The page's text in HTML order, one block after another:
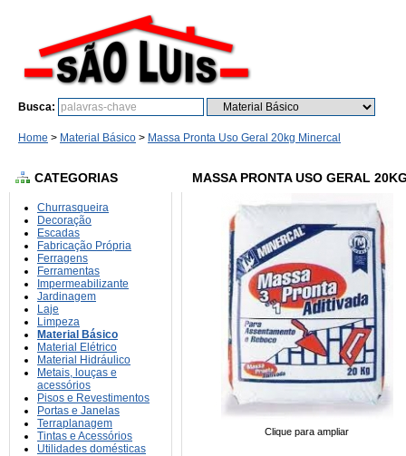
Busca:
Home > Material Básico > Massa Pronta Uso Geral 20kg Minercal
CATEGORIAS
Churrasqueira
Decoração
Escadas
Fabricação Própria
Ferragens
Ferramentas
Impermeabilizante
Jardinagem
Laje
Limpeza
Material Básico
Material Elétrico
Material Hidráulico
Metais, louças e
acessórios
Pisos e Revestimentos
Portas e Janelas
Terraplanagem
Tintas e Acessórios
Utilidades domésticas
MASSA PRONTA USO GERAL
Clique para ampliar